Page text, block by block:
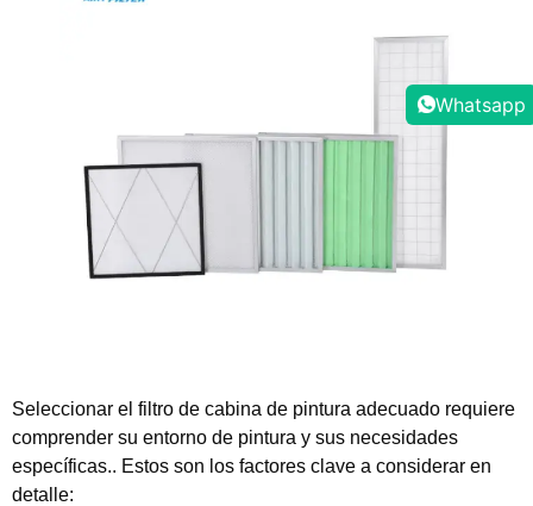
Seleccionar el filtro de cabina de pintura adecuado requiere
comprender su entorno de pintura y sus necesidades
específicas.. Estos son los factores clave a considerar en
detalle:
Whatsapp